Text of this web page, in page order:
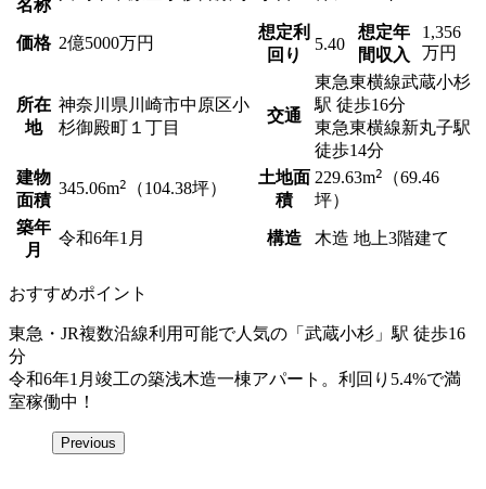
名称
価格 2億5000万円
想定利
回り
5.40
想定年
間収入
1,356
万円
所在
地
神奈川県川崎市中原区小
杉御殿町１丁目
交通
東急東横線武蔵小杉
駅 徒歩16分
東急東横線新丸子駅
徒歩14分
建物
面積
345.06m2 （104.38坪）
土地面
積
229.63m2
（69.46
坪）
築年
月
令和6年1月 構造 木造 地上3階建て
おすすめポイント
東急・JR複数沿線利用可能で人気の「武蔵小杉」駅 徒歩16
分
令和6年1月竣工の築浅木造一棟アパート。利回り5.4%で満
室稼働中！
Previous